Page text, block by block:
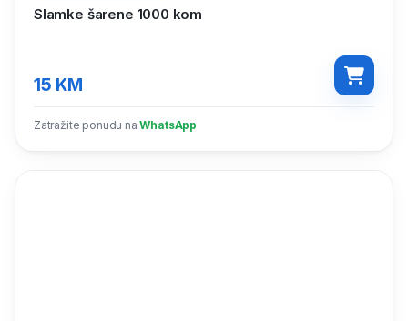
Slamke šarene 1000 kom
15 KM
Zatražite ponudu na WhatsApp